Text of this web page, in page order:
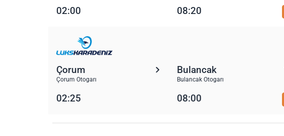
02:00 08:20
Çorum
Çorum Otogarı
Bulancak
Bulancak Otogarı
02:25 08:00